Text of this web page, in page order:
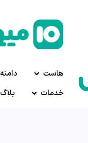
هاست دامنه
خدمات
بلاگ